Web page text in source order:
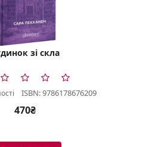
зі скла
ISBN: 9786178676209
470₴